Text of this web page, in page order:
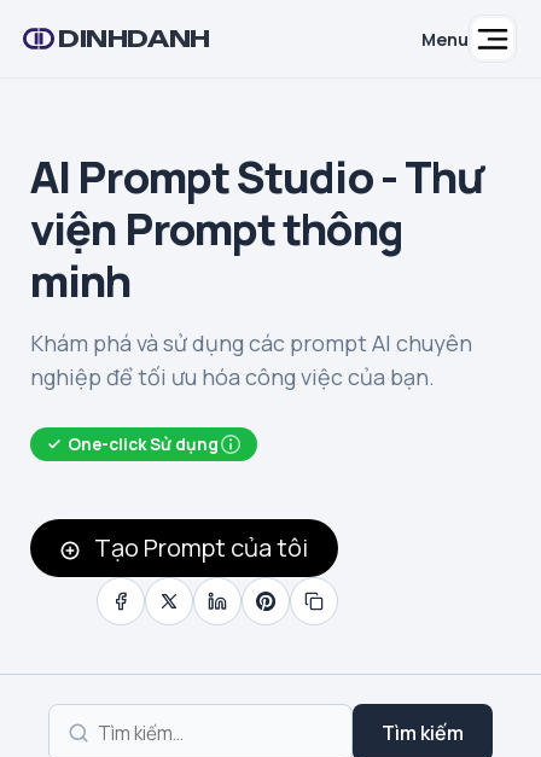
DINHDANH Menu
AI Prompt Studio - Thư
viện Prompt thông
minh
Khám phá và sử dụng các prompt AI chuyên
nghiệp để tối ưu hóa công việc của bạn.
One-click Sử dụng
Tạo Prompt của tôi
Tìm kiếm